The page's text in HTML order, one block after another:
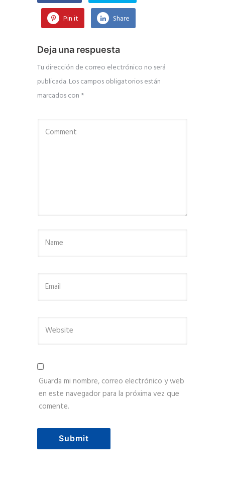
Pin it Share
Deja una respuesta
Tu dirección de correo electrónico no será
publicada.Los campos obligatorios están
marcados con *
Guarda mi nombre, correo electrónico y web
en este navegador para la próxima vez que
comente.